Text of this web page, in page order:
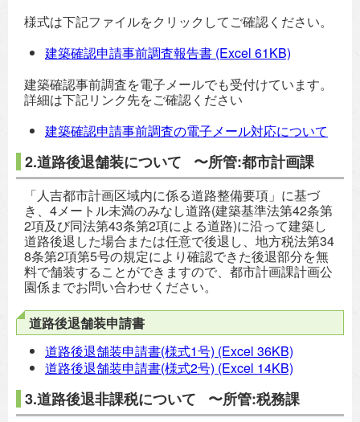
様式は下記ファイルをクリックしてご確認ください。
建築確認申請事前調査報告書 (Excel 61KB)
建築確認事前調査を電子メールでも受付けています。
詳細は下記リンク先をご確認ください
建築確認申請事前調査の電子メール対応について
2.道路後退舗装について 〜所管:都市計画課
「人吉都市計画区域内に係る道路整備要項」に基づ
き、4メートル未満のみなし道路(建築基準法第42条第
2項及び同法第43条第2項による道路)に沿って建築し
道路後退した場合または任意で後退し、地方税法第34
8条第2項第5号の規定により確認できた後退部分を無
料で舗装することができますので、都市計画課計画公
園係までお問い合わせください。
道路後退舗装申請書
道路後退舗装申請書(様式1号) (Excel 36KB)
道路後退舗装申請書(様式2号) (Excel 14KB)
3.道路後退非課税について 〜所管:税務課